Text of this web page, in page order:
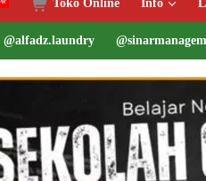
Toko Online Info
@alfadz.laundry